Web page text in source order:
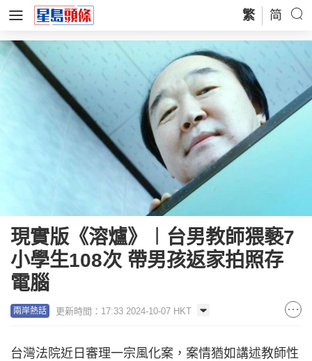
繁 简
現實版《溶爐》︱台男教師猥褻7
小學生108次 帶男孩返家拍照存
電腦
兩岸熱話 更新時間：17:33 2024-10-07 HKT
台灣法院近日審理一宗風化案，案情猶如講述教師性